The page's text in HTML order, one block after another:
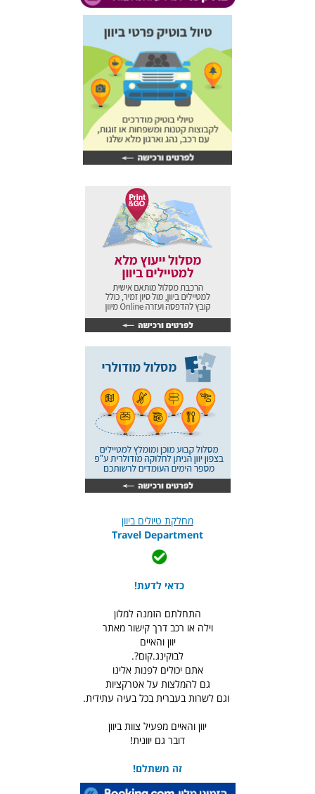
מחלקת טיולים ביוון
Travel Department
כדאי לדעת!
התחלתם הזמנה למלון
וילה או רכב דרך קישור מאתר
יוון והאיים
לבוקינג.קום?.
אתם יכולים לפנות אלינו
גם להמלצות על אטרקציות
וגם לשרות בעברית בכל בעיה עתידית.
יוון והאיים מפעיל צוות ביוון
דובר גם יוונית!
זה משתלם!